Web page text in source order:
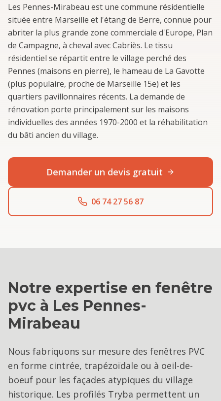
Les Pennes-Mirabeau est une commune résidentielle
située entre Marseille et l'étang de Berre, connue pour
abriter la plus grande zone commerciale d'Europe, Plan
de Campagne, à cheval avec Cabriès. Le tissu
résidentiel se répartit entre le village perché des
Pennes (maisons en pierre), le hameau de La Gavotte
(plus populaire, proche de Marseille 15e) et les
quartiers pavillonnaires récents. La demande de
rénovation porte principalement sur les maisons
individuelles des années 1970-2000 et la réhabilitation
du bâti ancien du village.
Demander un devis gratuit
06 74 27 56 87
Notre expertise en fenêtre
pvc à Les Pennes-
Mirabeau
Nous fabriquons sur mesure des fenêtres PVC
en forme cintrée, trapézoïdale ou à oeil-de-
boeuf pour les façades atypiques du village
historique. Les profilés Tryba permettent un